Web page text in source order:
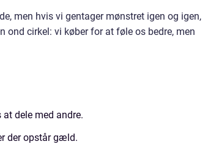
men hvis vi gentager mønstret igen og igen,
ond cirkel: vi køber for at føle os bedre, men
dele med andre.
der opstår gæld.